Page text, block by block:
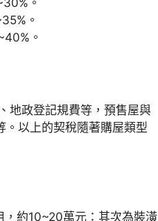
。
。
。
地政登記規費等，預售屋與
以上的契稅隨著購屋類型
，約10~20萬元：其次為裝潢